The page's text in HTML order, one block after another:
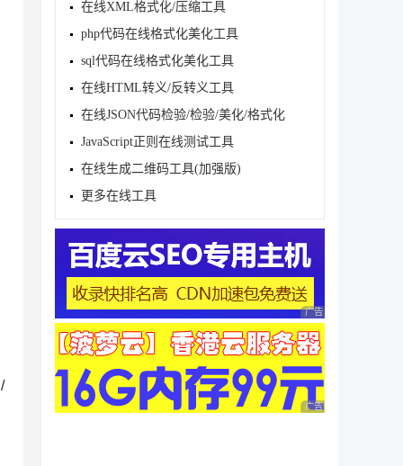
在线XML格式化/压缩工具
php代码在线格式化美化工具
sql代码在线格式化美化工具
在线HTML转义/反转义工具
在线JSON代码检验/检验/美化/格式化
JavaScript正则在线测试工具
在线生成二维码工具(加强版)
更多在线工具
广告 商业广告，理性
广告 商业广告，理性